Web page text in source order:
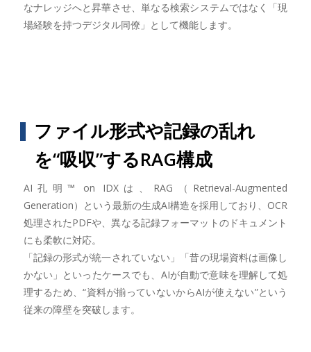
なナレッジへと昇華させ、単なる検索システムではなく「現
場経験を持つデジタル同僚」として機能します。
ファイル形式や記録の乱れ
を“吸収”するRAG構成
AI孔明™ on IDXは、RAG（Retrieval-Augmented
Generation）という最新の生成AI構造を採用しており、OCR
処理されたPDFや、異なる記録フォーマットのドキュメント
にも柔軟に対応。
「記録の形式が統一されていない」「昔の現場資料は画像し
かない」といったケースでも、AIが自動で意味を理解して処
理するため、“資料が揃っていないからAIが使えない”という
従来の障壁を突破します。